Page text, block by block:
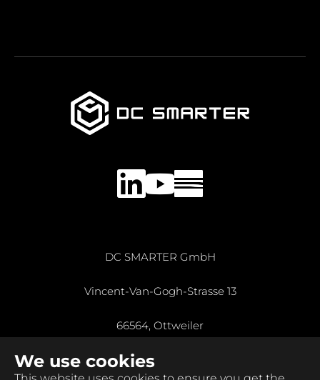
We use cookies
LinkedInYouTube
DC SMARTER GmbH
Vincent-Van-Gogh-Strasse 13
66564, Ottweiler
Germany